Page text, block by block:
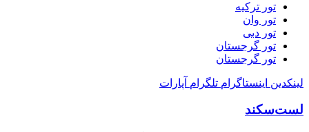
تور ترکیه
تور وان
تور دبی
تور گرجستان
تور گرجستان
لینکدین اینستاگرام تلگرام آپارات
لست‌سکند